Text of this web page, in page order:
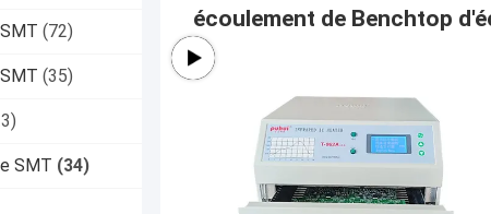
(72)
(35)
SMT (34)
écoulement de Benchtop